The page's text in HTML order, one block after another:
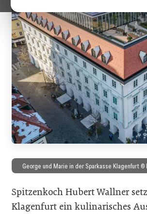
George und Marie in der Sparkasse Klagenfurt ©
Spitzenkoch Hubert Wallner
Klagenfurt ein kulinarisches